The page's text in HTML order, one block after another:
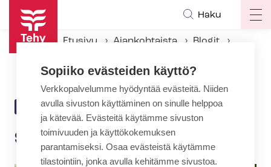
Hyppää
pääsisältöön
Haku
Etusivu Ajankohtaista
Blogit
BLOGI 25.5.2018 | 14:39
Sannilta pääsi sammakko!
Sopiiko evästeiden käyttö?
Verkkopalvelumme hyödyntää evästeitä. Niiden
avulla sivuston käyttäminen on sinulle helppoa
ja kätevää. Evästeitä käytämme sivuston
toimivuuden ja käyttökokemuksen
parantamiseksi. Osaa evästeistä käytämme
tilastointiin, jonka avulla kehitämme sivustoa.